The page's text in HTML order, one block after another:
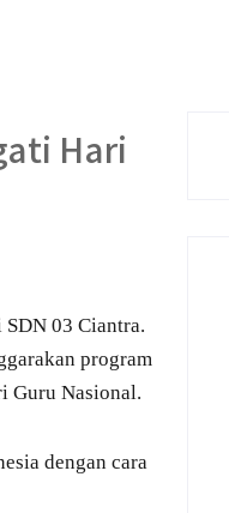
Hari
03 Ciantra.
program
Guru Nasional.
dengan cara